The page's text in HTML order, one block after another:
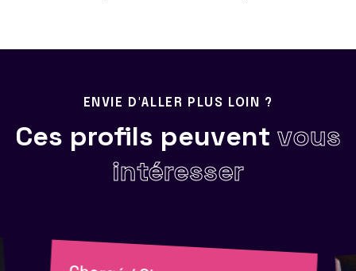
ENVIE D'ALLER PLUS LOIN ?
Ces profils peuvent vous
intéresser